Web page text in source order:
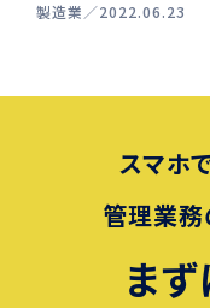
製造業 2022.06.23
スマホ
管理業務
ま